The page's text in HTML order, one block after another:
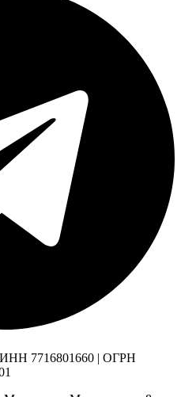
7716801660 | ОГРН